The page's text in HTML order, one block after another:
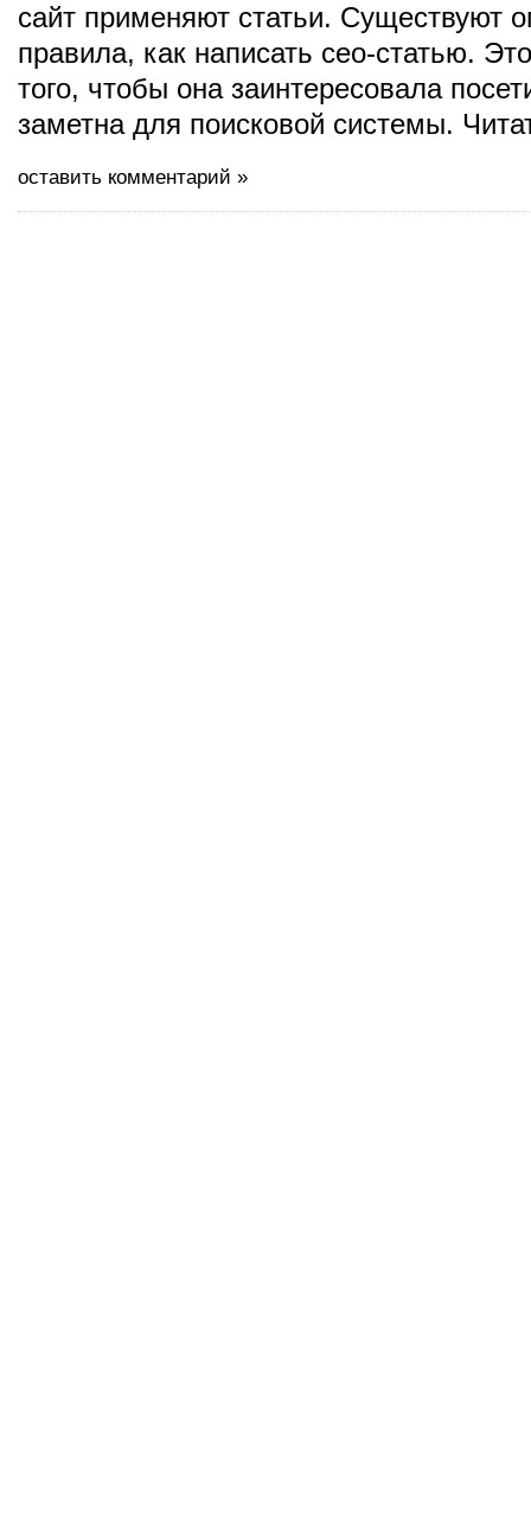
сайт применяют статьи. Существуют
правила, как написать сео-статью.
того, чтобы она заинтересовала
заметна для поисковой системы.
оставить комментарий »